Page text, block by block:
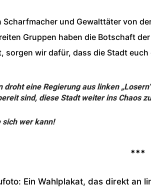
Scharfmacher und Gewalttäter von
Gruppen haben die Botschaft
sorgen wir dafür, dass die Stadt euch
droht eine Regierung aus linken
sind, diese Stadt weiter ins Chaos
sich wer kann!
***
Ein Wahlplakat, das direkt an